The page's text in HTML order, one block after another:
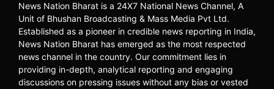
News Nation Bharat is a 24X7 National News Channel, A
Unit of Bhushan Broadcasting & Mass Media Pvt Ltd.
Established as a pioneer in credible news reporting in India,
News Nation Bharat has emerged as the most respected
news channel in the country. Our commitment lies in
providing in-depth, analytical reporting and engaging
discussions on pressing issues without any bias or vested